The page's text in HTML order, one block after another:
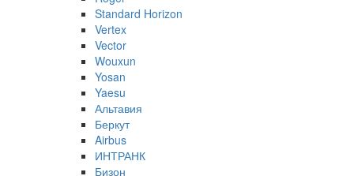
Standard Horizon
Vertex
Vector
Wouxun
Yosan
Yaesu
Альтавия
Беркут
Airbus
ИНТРАНК
Бизон